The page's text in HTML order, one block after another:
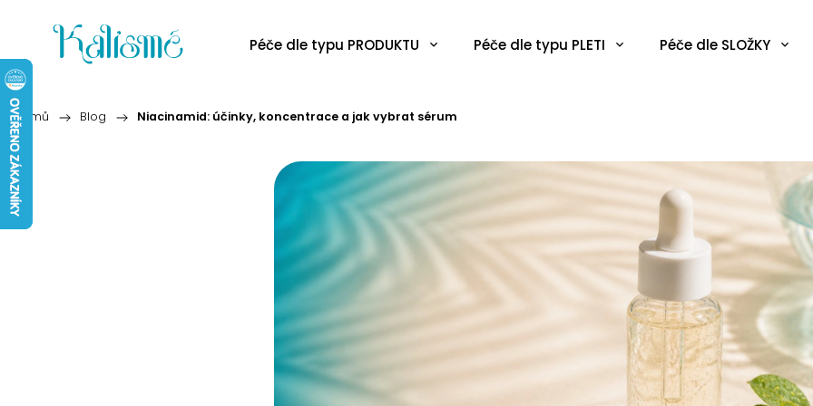
Péče dle typu PRODUKTU Péče dle typu PLETI Péče dle SLOŽKY
Domů / Blog / Niacinamid: účinky, koncentrace a jak vybrat sérum